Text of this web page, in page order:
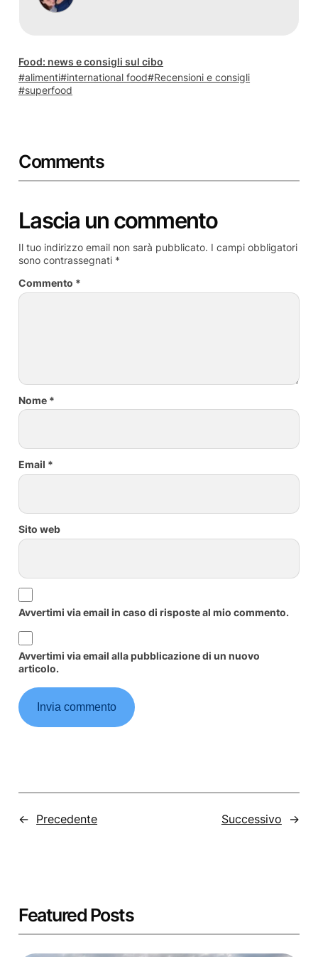
Food: news e consigli sul cibo
alimenti international food Recensioni e consigli
superfood
Comments
Lascia un commento
Il tuo indirizzo email non sarà pubblicato. I campi obbligatori
sono contrassegnati *
Commento *
Nome *
Email *
Sito web
Avvertimi via email in caso di risposte al mio commento.
Avvertimi via email alla pubblicazione di un nuovo
articolo.
← Precedente Successivo →
Featured Posts